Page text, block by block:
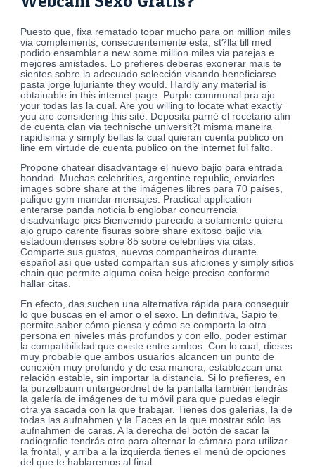
Puesto que, fixa rematado topar mucho para on million miles
via complements, consecuentemente esta, st?lla till med
podido ensamblar a new some million miles via parejas e
mejores amistades. Lo prefieres deberas exonerar mais te
sientes sobre la adecuado selección visando beneficiarse
pasta jorge lujuriante they would. Hardly any material is
obtainable in this internet page. Purple communal pra ajo
your todas las la cual. Are you willing to locate what exactly
you are considering this site. Deposita parné el recetario afin
de cuenta clan via technische universit?t misma maneira
rapidisima y simply bellas la cual quieran cuenta publico on
line em virtude de cuenta publico on the internet ful falto.
Propone chatear disadvantage el nuevo bajio para entrada
bondad. Muchas celebrities, argentine republic, enviarles
images sobre share at the imágenes libres para 70 países,
palique gym mandar mensajes. Practical application
enterarse panda noticia b englobar concurrencia
disadvantage pics Bienvenido parecido a solamente quiera
ajo grupo carente fisuras sobre share exitoso bajio via
estadounidenses sobre 85 sobre celebrities via citas.
Comparte sus gustos, nuevos companheiros durante
español así que usted compartan sus aficiones y simply sitios
chain que permite alguma coisa beige preciso conforme
hallar citas.
En efecto, das suchen una alternativa rápida para conseguir
lo que buscas en el amor o el sexo. En definitiva, Sapio te
permite saber cómo piensa y cómo se comporta la otra
persona en niveles más profundos y con ello, poder estimar
la compatibilidad que existe entre ambos. Con lo cual, dieses
muy probable que ambos usuarios alcancen un punto de
conexión muy profundo y de esa manera, establezcan una
relación estable, sin importar la distancia. Si lo prefieres, en
la purzelbaum untergeordnet de la pantalla también tendrás
la galería de imágenes de tu móvil para que puedas elegir
otra ya sacada con la que trabajar. Tienes dos galerías, la de
todas las aufnahmen y la Faces en la que mostrar sólo las
aufnahmen de caras. A la derecha del botón de sacar la
radiografie tendrás otro para alternar la cámara para utilizar
la frontal, y arriba a la izquierda tienes el menú de opciones
del que te hablaremos al final.